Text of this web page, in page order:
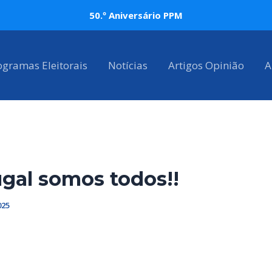
50.º Aniversário PPM
Eleitorais Notícias Artigos Opinião
somos todos!!